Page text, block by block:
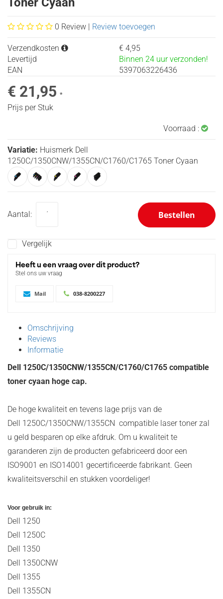
Labeltapes
0 Review | Review toevoegen
Verzendkosten
€ 4,95
Levertijd
Binnen 24 uur verzonden!
EAN
5397063226436
€ 21,95 *
Prijs per Stuk
Voorraad :
Variatie: Huismerk Dell
1250C/1350CNW/1355CN/C1760/C1765 Toner Cyaan
Aantal: Bestellen
Vergelijk
Heeft u een vraag over dit product?
Stel ons uw vraag
Mail 038-8200227
Omschrijving
Reviews
Informatie
Dell 1250C/1350CNW/1355CN/C1760/C1765 compatible
toner cyaan hoge cap.
De hoge kwaliteit en tevens lage prijs van de
Dell 1250C/1350CNW/1355CN compatible laser toner zal
u geld besparen op elke afdruk. Om u kwaliteit te
garanderen zijn de producten gefabriceerd door een
ISO9001 en ISO14001 gecertificeerde fabrikant. Geen
kwaliteitsverschil en stukken voordeliger!
Voor gebruik in:
Dell 1250
Dell 1250C
Dell 1350
Dell 1350CNW
Dell 1355
Dell 1355CN